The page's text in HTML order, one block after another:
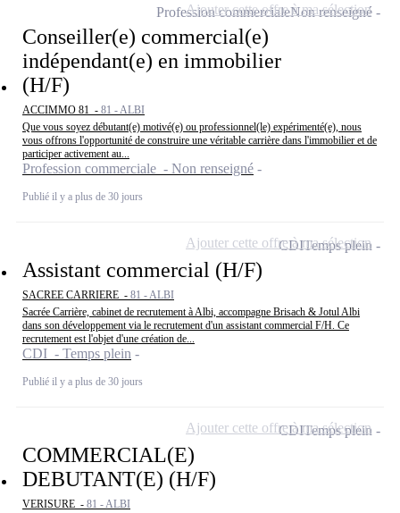
Conseiller(e) commercial(e)
indépendant(e) en immobilier
(H/F)
ACCIMMO 81 - 81 - ALBI
Que vous soyez débutant(e) motivé(e) ou professionnel(le) expérimenté(e), nous
vous offrons l'opportunité de construire une véritable carrière dans l'immobilier et de
participer activement au...
Profession commerciale - Non renseigné
Publié il y a plus de 30 jours
Profession commercialeNon renseigné
Ajouter cette offre à ma sélection
Assistant commercial (H/F)
SACREE CARRIERE - 81 - ALBI
Sacrée Carrière, cabinet de recrutement à Albi, accompagne Brisach & Jotul Albi
dans son développement via le recrutement d'un assistant commercial F/H. Ce
recrutement est l'objet d'une création de...
CDI - Temps plein
Publié il y a plus de 30 jours
CDITemps plein
Ajouter cette offre à ma sélection
COMMERCIAL(E)
DEBUTANT(E) (H/F)
VERISURE - 81 - ALBI
CDITemps plein
Ajouter cette offre à ma sélection